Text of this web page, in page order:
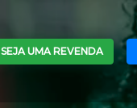
SEJA UMA REVENDA